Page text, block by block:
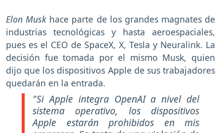
Elon Musk hace parte de los grandes magnates de
industrias tecnológicas y hasta aeroespaciales,
pues es el CEO de SpaceX, X, Tesla y Neuralink. La
decisión fue tomada por el mismo Musk, quien
dijo que los dispositivos Apple de sus trabajadores
quedarán en la entrada.
"Si Apple integra OpenAI a nivel del
sistema operativo, los dispositivos
Apple estarán prohibidos en mis